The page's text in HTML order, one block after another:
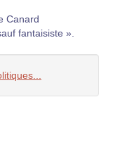
Canard
fantaisiste ».